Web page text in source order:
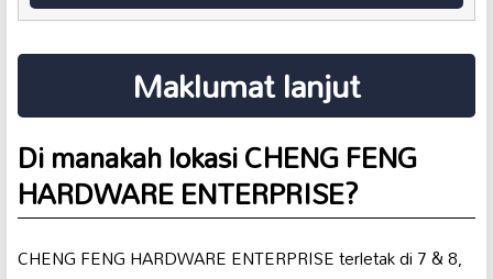
Maklumat lanjut
Di manakah lokasi CHENG FENG
HARDWARE ENTERPRISE?
CHENG FENG HARDWARE ENTERPRISE terletak di 7 & 8,